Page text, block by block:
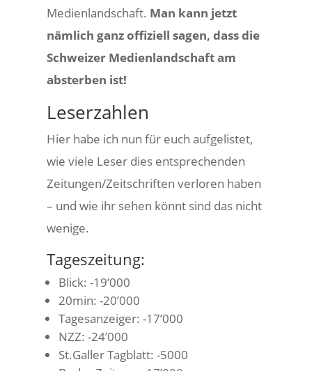
Medienlandschaft. Man kann jetzt
nämlich ganz offiziell sagen, dass die
Schweizer Medienlandschaft am
absterben ist!
Leserzahlen
Hier habe ich nun für euch aufgelistet,
wie viele Leser dies entsprechenden
Zeitungen/Zeitschriften verloren haben
– und wie ihr sehen könnt sind das nicht
wenige.
Tageszeitung:
Blick: -19’000
20min: -20’000
Tagesanzeiger: -17’000
NZZ: -24’000
St.Galler Tagblatt: -5000